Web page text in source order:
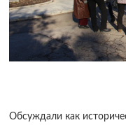
Обсуждали как